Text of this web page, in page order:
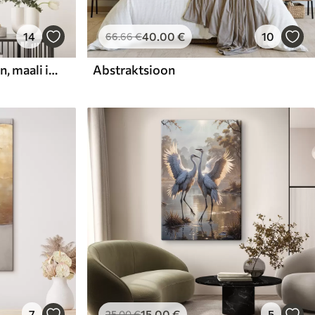
14
Abstraktne kompositsioon, maali imitatsioon
66.66€40.00€ 10
Abstraktsioon